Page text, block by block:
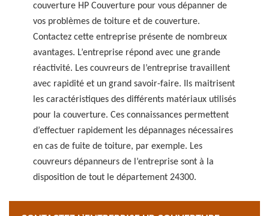
couverture HP Couverture pour vous dépanner de
vos problèmes de toiture et de couverture.
Contactez cette entreprise présente de nombreux
avantages. L’entreprise répond avec une grande
réactivité. Les couvreurs de l’entreprise travaillent
avec rapidité et un grand savoir-faire. Ils maitrisent
les caractéristiques des différents matériaux utilisés
pour la couverture. Ces connaissances permettent
d’effectuer rapidement les dépannages nécessaires
en cas de fuite de toiture, par exemple. Les
couvreurs dépanneurs de l’entreprise sont à la
disposition de tout le département 24300.